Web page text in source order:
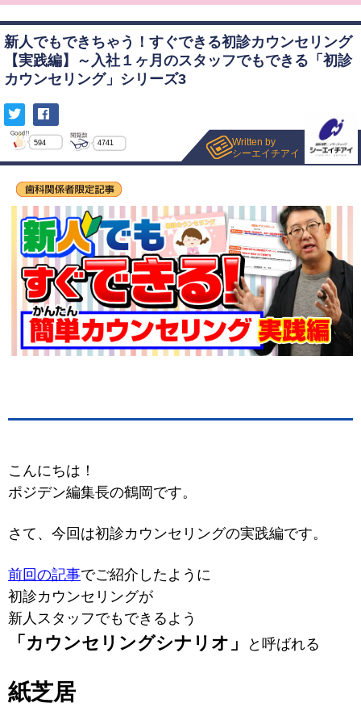
新人でもできちゃう！すぐできる初診カウンセリング
【実践編】～入社１ヶ月のスタッフでもできる「初診
カウンセリング」シリーズ3
594 4741
Written by
シーエイチアイ
こんにちは！
ポジデン編集長の鶴岡です。
さて、今回は初診カウンセリングの実践編です。
前回の記事でご紹介したように
初診カウンセリングが
新人スタッフでもできるよう
「カウンセリングシナリオ」 と呼ばれる
紙芝居